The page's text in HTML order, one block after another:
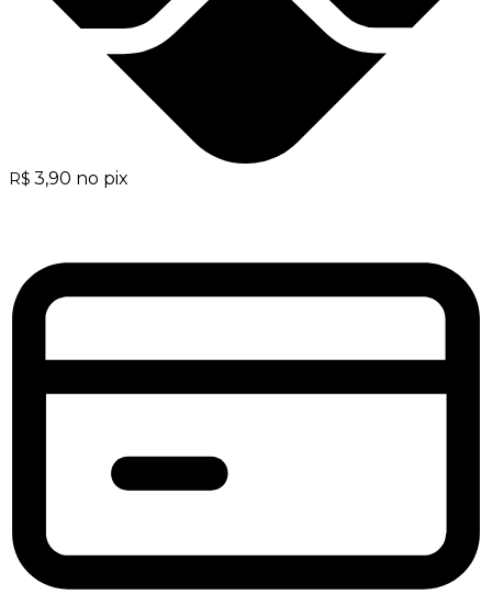
R$ 3,90 no pix